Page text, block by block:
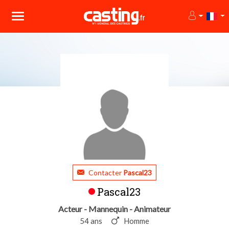
Contacter Pascal23
Pascal23
Acteur - Mannequin - Animateur
54 ans Homme